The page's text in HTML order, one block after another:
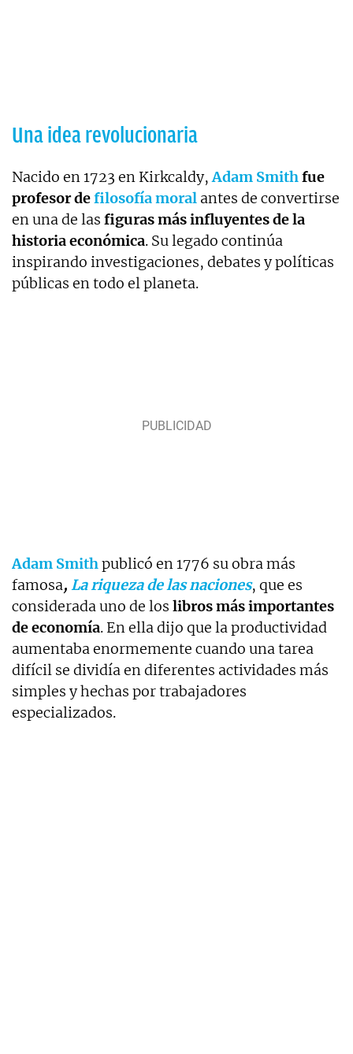
Una idea revolucionaria
Nacido en 1723 en Kirkcaldy,Adam Smithfue
profesor defilosofía moral antes de convertirse
en una de las figuras más influyentes de la
historia económica. Su legado continúa
inspirando investigaciones, debates y políticas
públicas en todo el planeta.
Adam Smithpublicó en 1776 su obra más
famosa, La riqueza de las naciones, que es
considerada uno de los libros más importantes
de economía. En ella dijo que la productividad
aumentaba enormemente cuando una tarea
difícil se dividía en diferentes actividades más
simples y hechas por trabajadores
especializados.